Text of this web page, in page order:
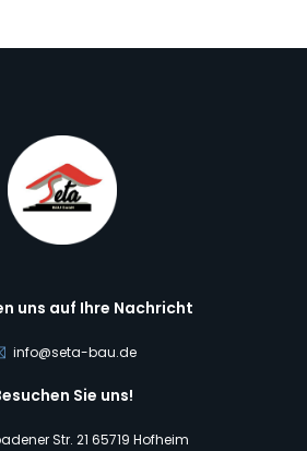
uns auf Ihre Nachricht
info@seta-bau.de
Sie uns!
Str. 21 65719 Hofheim